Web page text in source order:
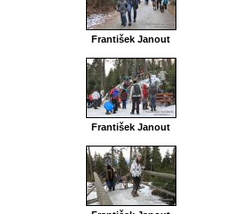
František Janout
František Janout